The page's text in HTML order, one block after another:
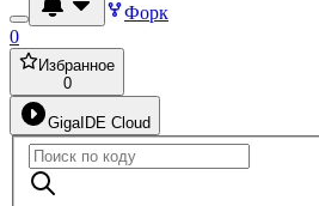
Форк
0
Избранное
0
GigaIDE Cloud